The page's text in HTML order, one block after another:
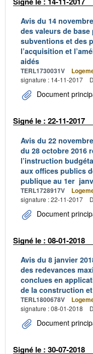
Avis du 14
des valeurs de base
subventions et des
l’acquisition et
aidés
TERL1730031V
signature : 14-11-2017
Document
Signé le : 22-11-2017
Avis du 22
du 28 octobre 2016
l’instruction
aux offices publics
publique au 1er
TERL1728917V
signature : 22-11-2017
Document
Signé le : 08-01-2018
Avis du 8 janvier
des redevances
conclues en
de la construction
TERL1800678V
signature : 08-01-2018
Document
Signé le : 30-07-2018